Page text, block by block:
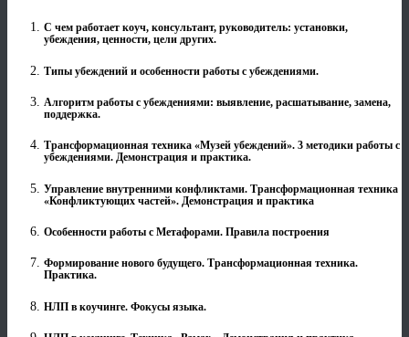
С чем работает коуч, консультант, руководитель: установки,
убеждения, ценности, цели других.
Типы убеждений и особенности работы с убеждениями.
Алгоритм работы с убеждениями: выявление, расшатывание, замена,
поддержка.
Трансформационная техника «Музей убеждений». 3 методики работы с
убеждениями. Демонстрация и практика.
Управление внутренними конфликтами. Трансформационная техника
«Конфликтующих частей». Демонстрация и практика
Особенности работы с Метафорами. Правила построения
Формирование нового будущего. Трансформационная техника.
Практика.
НЛП в коучинге. Фокусы языка.